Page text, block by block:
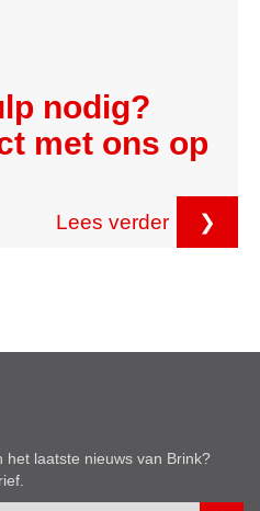
nodig?
met ons op
Lees verder ❯
laatste nieuws van Brink?